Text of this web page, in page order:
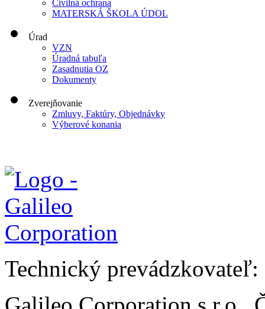
Civilná ochrana
MATERSKÁ ŠKOLA ÚDOL
Úrad
VZN
Úradná tabuľa
Zasadnutia OZ
Dokumenty
Zverejňovanie
Zmluvy, Faktúry, Objednávky
Výberové konania
Technický prevádzkovateľ: